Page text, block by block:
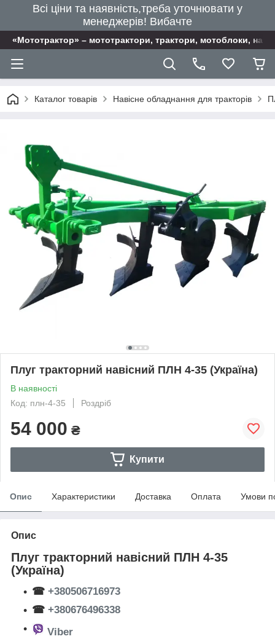
Всі ціни та наявність,треба уточнювати у
менеджерів! Вибачте
«Мототрактор» – мототрактори, трактори, мотоблоки,
Каталог товарів Навісне обладнання для тракторів
Плуг тракторний навісний ПЛН 4-35 (Україна)
В наявності
Код: плн-4-35
Роздріб
54 000 ₴
Купити
Опис Характеристики Доставка Оплата Умови
Опис
Плуг тракторний навісний ПЛН 4-35
(Україна)
☎ +380506716973
☎ +380676496338
Viber